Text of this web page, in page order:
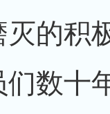
的积
数十